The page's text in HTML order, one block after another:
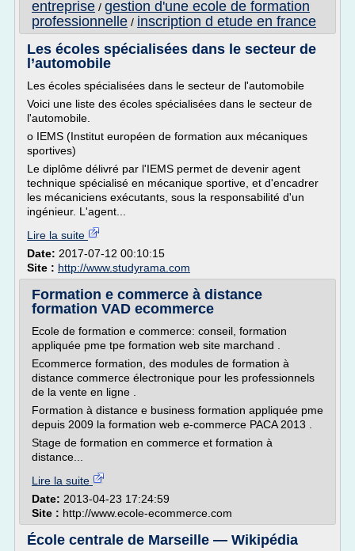
entreprise / gestion d'une ecole de formation
professionnelle / inscription d etude en france
Les écoles spécialisées dans le secteur de
l’automobile
Les écoles spécialisées dans le secteur de l'automobile
Voici une liste des écoles spécialisées dans le secteur de
l'automobile.
o IEMS (Institut européen de formation aux mécaniques
sportives)
Le diplôme délivré par l'IEMS permet de devenir agent
technique spécialisé en mécanique sportive, et d'encadrer
les mécaniciens exécutants, sous la responsabilité d'un
ingénieur. L'agent...
Lire la suite
Date: 2017-07-12 00:10:15
Site : http://www.studyrama.com
Formation e commerce à distance
formation VAD ecommerce
Ecole de formation e commerce: conseil, formation
appliquée pme tpe formation web site marchand .
Ecommerce formation, des modules de formation à
distance commerce électronique pour les professionnels
de la vente en ligne .
Formation à distance e business formation appliquée pme
depuis 2009 la formation web e-commerce PACA 2013 .
Stage de formation en commerce et formation à
distance...
Lire la suite
Date: 2013-04-23 17:24:59
Site : http://www.ecole-ecommerce.com
École centrale de Marseille — Wikipédia